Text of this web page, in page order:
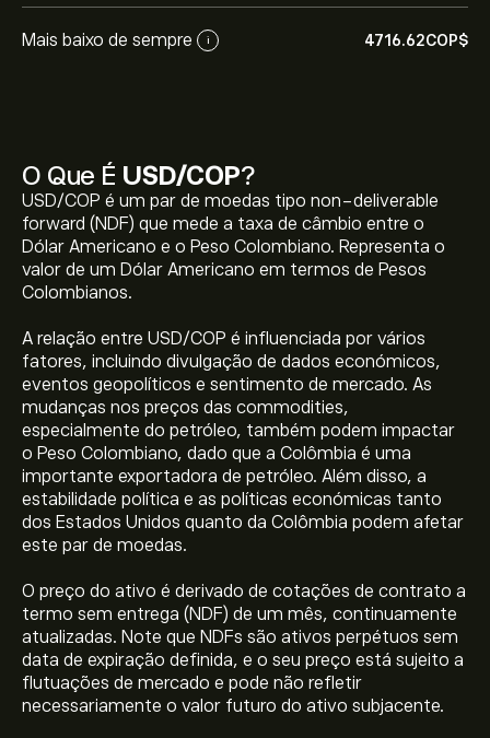
Mais baixo de sempre i 4716.62‎COP$‎
O Que É USD/COP?
USD/COP é um par de moedas tipo non-deliverable
forward (NDF) que mede a taxa de câmbio entre o
Dólar Americano e o Peso Colombiano. Representa o
valor de um Dólar Americano em termos de Pesos
Colombianos.
A relação entre USD/COP é influenciada por vários
fatores, incluindo divulgação de dados económicos,
eventos geopolíticos e sentimento de mercado. As
mudanças nos preços das commodities,
especialmente do petróleo, também podem impactar
o Peso Colombiano, dado que a Colômbia é uma
importante exportadora de petróleo. Além disso, a
estabilidade política e as políticas económicas tanto
dos Estados Unidos quanto da Colômbia podem afetar
este par de moedas.
O preço do ativo é derivado de cotações de contrato a
termo sem entrega (NDF) de um mês, continuamente
atualizadas. Note que NDFs são ativos perpétuos sem
data de expiração definida, e o seu preço está sujeito a
flutuações de mercado e pode não refletir
necessariamente o valor futuro do ativo subjacente.
O preço mais elevado de USD/COP é 4,716.6200‎COP$‎